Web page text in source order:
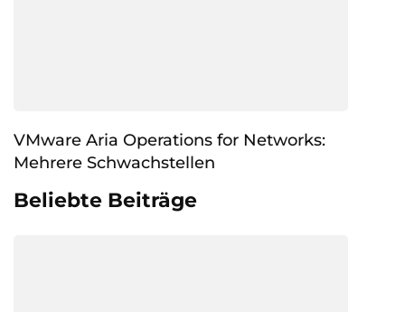
VMware Aria Operations for Networks:
Mehrere Schwachstellen
Beliebte Beiträge